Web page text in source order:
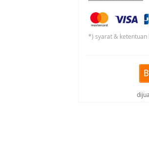
*) syarat & ketentuan